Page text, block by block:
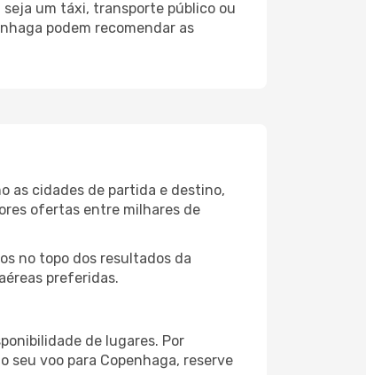
um táxi, transporte público ou
podem recomendar as
as cidades de partida e destino,
ofertas entre milhares de
no topo dos resultados da
preferidas.
de lugares. Por
seu voo para Copenhaga, reserve